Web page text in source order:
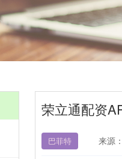
荣立通配资
巴菲特 来源